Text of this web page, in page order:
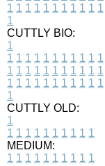
1 1 1 1 1 1 1 1 1 1 1
1
CUTTLY BIO:
1
1 1 1 1 1 1 1 1 1 1 1
1 1 1 1 1 1 1 1 1 1 1
1 1 1 1 1 1 1 1 1 1 1
1
CUTTLY OLD:
1
1 1 1 1 1 1 1 1 1 1
MEDIUM:
1 1 1 1 1 1 1 1 1 1